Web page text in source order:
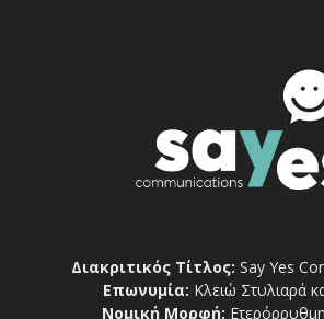
Διακριτικός Τίτλος: Say Yes
Επωνυμία: Κλειώ Στυλιαρά
Νομική Μορφή: